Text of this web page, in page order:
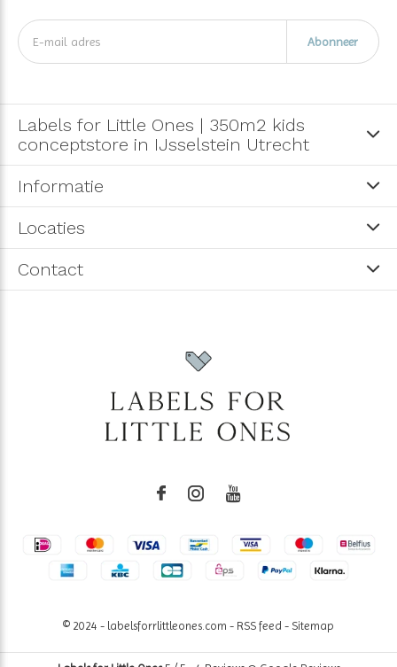
Abonneer
Labels for Little Ones | 350m2 kids
conceptstore in IJsselstein Utrecht
Informatie
Locaties
Contact
© 2024 - labelsforrlittleones.com - RSS feed - Sitemap